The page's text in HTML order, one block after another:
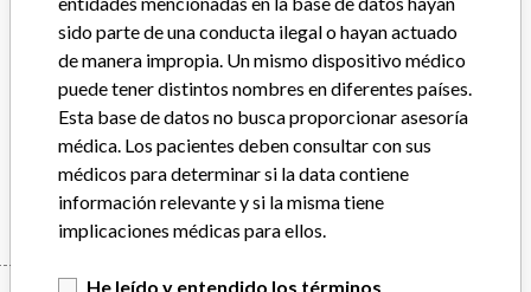
Descripción del producto
CPT Femoral Stem 12/14 Neck Taper Extended Offset,(item 00-
8114-001-10. || CPT stems are primary cemented femoral hip
stems used by surgeons in total hip arthroplasty.
Manufacturer Zimmer, Inc.
sido parte de una conducta ilegal o hayan actuado
de manera impropia. Un mismo dispositivo médico
puede tener distintos nombres en diferentes países.
Esta base de datos no busca proporcionar asesoría
médica. Los pacientes deben consultar con sus
médicos para determinar si la data contiene
información relevante y si la misma tiene
implicaciones médicas para ellos.
He leído y entendido los términos